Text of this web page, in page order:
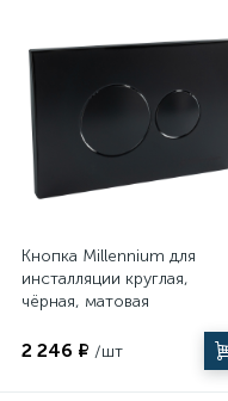
Кнопка Millennium для
инсталляции круглая,
чёрная, матовая
2 246 ₽ /шт